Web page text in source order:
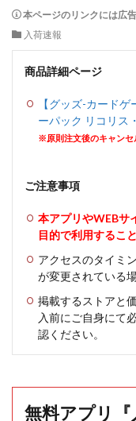
本ページのリンクには広
入荷速報
商品詳細ページ
【グッズ-カード
ーパック リコリス
※原則注文後のキャンセ
ご注意事項
本アプリやWEBサ
目的で利用するこ
アクセスのタイミ
が変更されている
掲載するストアと
入前にご自身にて
認ください。
無料アプリ